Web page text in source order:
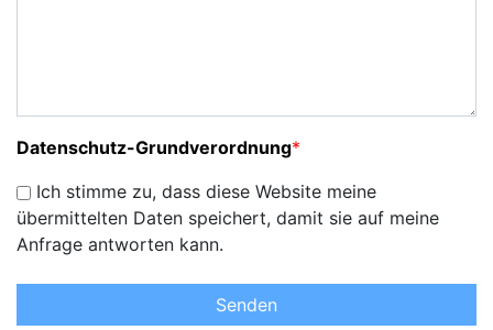
Datenschutz-Grundverordnung*
Ich stimme zu, dass diese Website meine
übermittelten Daten speichert, damit sie auf meine
Anfrage antworten kann.
Senden